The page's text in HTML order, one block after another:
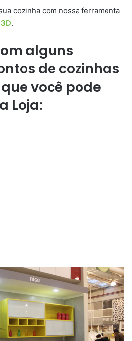
cozinha com nossa ferramenta
.
alguns
de cozinhas
você pode
Loja: